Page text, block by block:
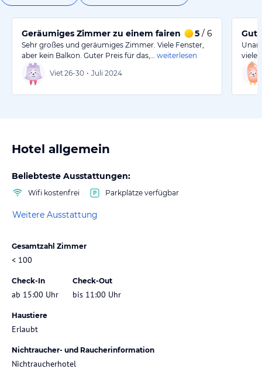
Geräumiges Zimmer zu einem fairen Preis
5 / 6
Sehr großes und geräumiges Zimmer. Viele Fenster,
aber kein Balkon. Guter Preis für das,…
weiterlesen
Viet 26-30 • Juli 2024
viele
Hotel allgemein
Beliebteste Ausstattungen:
Wifi kostenfrei Parkplätze verfügbar
Weitere Ausstattung
Gesamtzahl Zimmer
< 100
Check-In
ab 15:00 Uhr
Check-Out
bis 11:00 Uhr
Haustiere
Erlaubt
Nichtraucher- und Raucherinformation
Nichtraucherhotel